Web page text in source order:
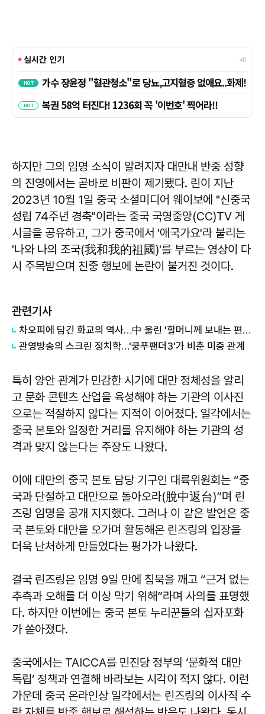
하지만 그의 임명 소식이 알려지자 대만내 반중 성향
의 진영에서는 곧바로 비판이 제기됐다. 린이 지난
2023년 10월 1일 중국 소셜미디어 웨이보에 "신중국
성립 74주년 경축"이라는 중국 국영중앙(CC)TV 게
시글을 공유하고, 그가 중국에서 '애국가요'라 불리는
'나와 나의 조국(我和我的祖國)'를 부르는 영상이 다
시 주목받으며 친중 행보에 논란이 불거진 것이다.
관련기사
차오피에 담긴 화교의 역사…中 울린 '할머니께 보내는 편지'
관영방송의 스크린 정치학…'쿵푸팬더3'가 비춘 미중 관계
특히 양안 관계가 민감한 시기에 대만 정체성을 알리
고 문화 콘텐츠 산업을 육성해야 하는 기관의 이사진
으로는 적절하지 않다는 지적이 이어졌다. 일각에서는
중국 본토와 일정한 거리를 유지해야 하는 기관의 성
격과 맞지 않는다는 주장도 나왔다.
이에 대만의 중국 본토 담당 기구인 대륙위원회는 “중
국과 단절하고 대만으로 돌아오라(脫中返台)”며 린
즈링 임명을 공개 지지했다. 그러나 이 같은 발언은 중
국 본토와 대만을 오가며 활동해온 린즈링의 입장을
더욱 난처하게 만들었다는 평가가 나왔다.
결국 린즈링은 임명 9일 만에 침묵을 깨고 “근거 없는
추측과 오해를 더 이상 막기 위해”라며 사의를 표명했
다. 하지만 이번에는 중국 본토 누리꾼들의 십자포화
가 쏟아졌다.
중국에서는 TAICCA를 민진당 정부의 ‘문화적 대만
독립’ 정책과 연결해 바라보는 시각이 적지 않다. 이런
가운데 중국 온라인상 일각에서는 린즈링의 이사직 수